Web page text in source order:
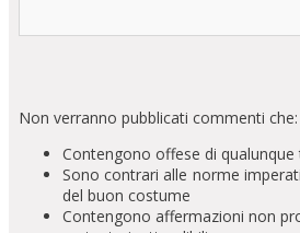
Non verranno pubblicati commenti che:
Contengono offese di qualunque
Sono contrari alle norme
del buon costume
Contengono affermazioni non